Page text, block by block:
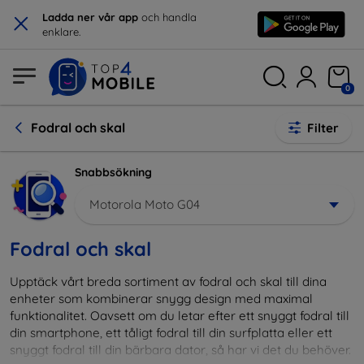
× Ladda ner vår app och handla
enklare.
0
Fodral och skal Filter
Snabbsökning
Motorola Moto G04
Fodral och skal
Upptäck vårt breda sortiment av fodral och skal till dina
enheter som kombinerar snygg design med maximal
funktionalitet. Oavsett om du letar efter ett snyggt fodral till
din smartphone, ett tåligt fodral till din surfplatta eller ett
snyggt fodral till din bärbara dator, så har vi det du behöver.